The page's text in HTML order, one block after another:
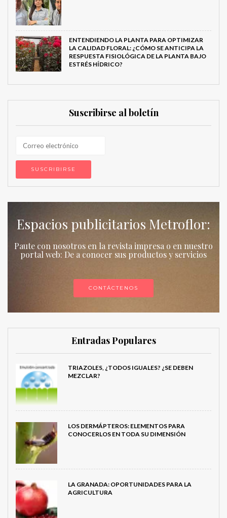
ENTENDIENDO LA PLANTA PARA OPTIMIZAR
LA CALIDAD FLORAL: ¿CÓMO SE ANTICIPA LA
RESPUESTA FISIOLÓGICA DE LA PLANTA BAJO
ESTRÉS HÍDRICO?
Suscribirse al boletín
Espacios publicitarios Metroflor:
Paute con nosotros en la revista impresa o en nuestro
portal web: De a conocer sus productos y servicios
CONTÁCTENOS
Entradas Populares
TRIAZOLES, ¿TODOS IGUALES? ¿SE DEBEN
MEZCLAR?
LOS DERMÁPTEROS: ELEMENTOS PARA
CONOCERLOS EN TODA SU DIMENSIÓN
LA GRANADA: OPORTUNIDADES PARA LA
AGRICULTURA